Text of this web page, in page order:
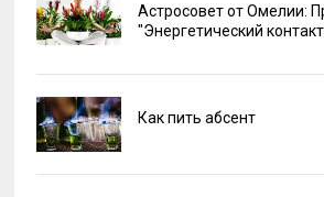
Астросовет от Омелии:
"Энергетический
Как пить абсент